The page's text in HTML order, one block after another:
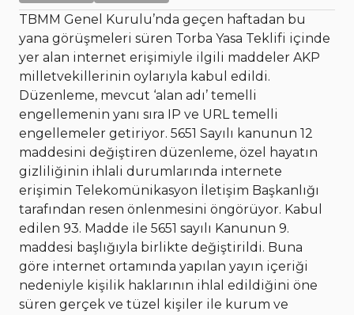
TBMM Genel Kurulu’nda geçen haftadan bu
yana görüşmeleri süren Torba Yasa Teklifi içinde
yer alan internet erişimiyle ilgili maddeler AKP
milletvekillerinin oylarıyla kabul edildi.
Düzenleme, mevcut ‘alan adı’ temelli
engellemenin yanı sıra IP ve URL temelli
engellemeler getiriyor. 5651 Sayılı kanunun 12
maddesini değiştiren düzenleme, özel hayatın
gizliliğinin ihlali durumlarında internete
erişimin Telekomünikasyon İletişim Başkanlığı
tarafından resen önlenmesini öngörüyor. Kabul
edilen 93. Madde ile 5651 sayılı Kanunun 9.
maddesi başlığıyla birlikte değiştirildi. Buna
göre internet ortamında yapılan yayın içeriği
nedeniyle kişilik haklarının ihlal edildiğini öne
süren gerçek ve tüzel kişiler ile kurum ve